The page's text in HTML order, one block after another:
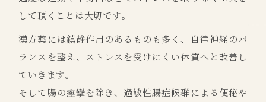
して頂くことは大切です。
漢方薬には鎮静作用のあるものも多く、自律神経のバ
ランスを整え、ストレスを受けにくい体質へと改善し
ていきます。
そして腸の痙攣を除き、過敏性腸症候群による便秘や